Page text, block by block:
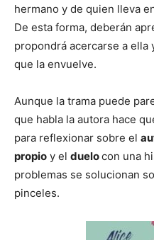
hermano y de quien lleva
De esta forma, deberán
propondrá acercarse a ella
que la envuelve.
Aunque la trama puede
que habla la autora hace
para reflexionar sobre el
propio y el duelocon una
problemas se solucionan
pinceles.